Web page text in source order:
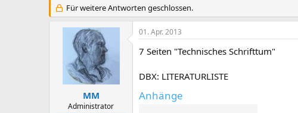
s
t
s
t
e
l
l
t
a
m
Für weitere Antworten geschlossen.
MM
Administrator
01. Apr. 2013
7 Seiten "Technisches Schrifttum"
DBX: LITERATURLISTE
Anhänge